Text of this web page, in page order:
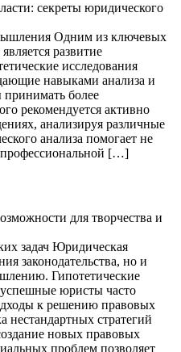
секреты юридического
Одним из ключевых
развитие
исследования
навыками анализа и
более
рекомендуется активно
анализируя различные
анализа помогает не
профессиональной […]
для творчества и
задач Юридическая
законодательства, но и
Гипотетические
юристы часто
к решению правовых
нестандартных стратегий
новых правовых
проблем позволяет